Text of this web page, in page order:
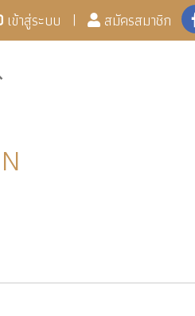
เข้าสู่ระบบ สมัครสมาชิก